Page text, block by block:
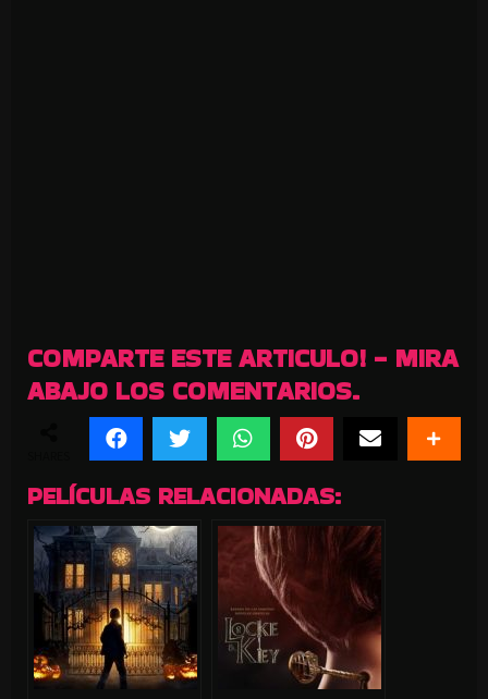
COMPARTE ESTE ARTICULO! - MIRA
ABAJO LOS COMENTARIOS.
PELÍCULAS RELACIONADAS: